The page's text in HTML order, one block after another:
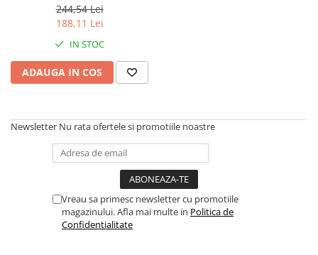
Aparate lipit tevi
Atomizoare si pompe de stropit
Accesorii Compresoare
Articole uz casnic
Intretinere locuinta
Iluminat si electrice
244,54 Lei
188,11 Lei
IN STOC
ADAUGA IN COS
Newsletter Nu rata ofertele si promotiile noastre
Vreau sa primesc newsletter cu promotiile
magazinului. Afla mai multe in Politica de
Confidentialitate